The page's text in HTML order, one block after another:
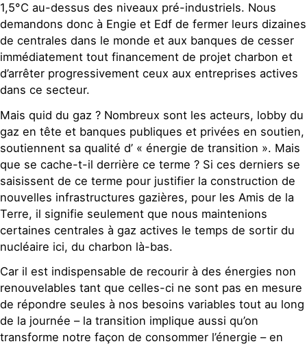
1,5°C au-dessus des niveaux pré-industriels. Nous
demandons donc à Engie et Edf de fermer leurs dizaines
de centrales dans le monde et aux banques de cesser
immédiatement tout financement de projet charbon et
d’arrêter progressivement ceux aux entreprises actives
dans ce secteur.
Mais quid du gaz ? Nombreux sont les acteurs, lobby du
gaz en tête et banques publiques et privées en soutien,
soutiennent sa qualité d’ « énergie de transition ». Mais
que se cache-t-il derrière ce terme ? Si ces derniers se
saisissent de ce terme pour justifier la construction de
nouvelles infrastructures gazières, pour les Amis de la
Terre, il signifie seulement que nous maintenions
certaines centrales à gaz actives le temps de sortir du
nucléaire ici, du charbon là-bas.
Car il est indispensable de recourir à des énergies non
renouvelables tant que celles-ci ne sont pas en mesure
de répondre seules à nos besoins variables tout au long
de la journée – la transition implique aussi qu’on
transforme notre façon de consommer l’énergie – en